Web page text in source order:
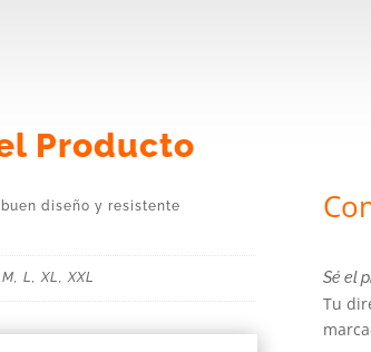
Producto
diseño y resistente
L, XL, XXL Sé el
Tu